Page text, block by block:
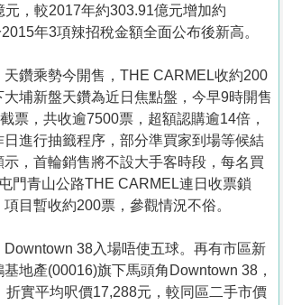
元，較2017年約303.91億元增加約
年3項辣招稅金額全面公布後新高。
天鑽乘勢今開售，THE CARMEL收約200
埔新盤天鑽為近日焦點盤，今早9時開售
票，共收逾7500票，超額認購逾14倍，
進行抽籤程序，部分準買家到場等候結
，首輪銷售將不設大手客時段，每名買
門青山公路THE CARMEL連日收票鎖
目暫收約200票，參觀情況不俗。
Downtown 38入場唔使五球。再有市區新
地產(00016)旗下馬頭角Downtown 38，
折實平均呎價17,288元，較同區二手市價